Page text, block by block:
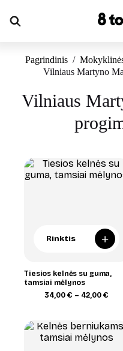
content
Pagrindinis /
Vilniaus Martyno
Vilniaus
Rinktis +
Tiesios kelnės su guma,
tamsiai mėlynos
34,00 € – 42,00 €Price